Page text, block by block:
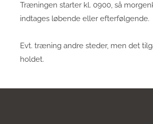
Træningen starter kl. 0900, så
indtages løbende eller efterfølgende.
Evt. træning andre steder, men det
holdet.